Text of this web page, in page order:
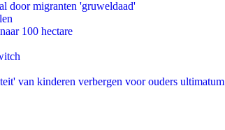
door migranten 'gruweldaad'
100 hectare
van kinderen verbergen voor ouders ultimatum